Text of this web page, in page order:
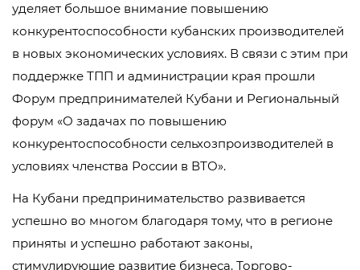
уделяет большое внимание повышению
конкурентоспособности кубанских производителей
в новых экономических условиях. В связи с этим при
поддержке ТПП и администрации края прошли
Форум предпринимателей Кубани и Региональный
форум «О задачах по повышению
конкурентоспособности сельхозпроизводителей в
условиях членства России в ВТО».
На Кубани предпринимательство развивается
успешно во многом благодаря тому, что в регионе
приняты и успешно работают законы,
стимулирующие развитие бизнеса. Торгово-